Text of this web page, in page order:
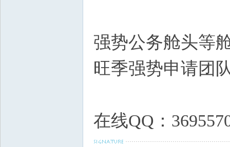
强势公务舱头等
旺季强势申请团
在线QQ：